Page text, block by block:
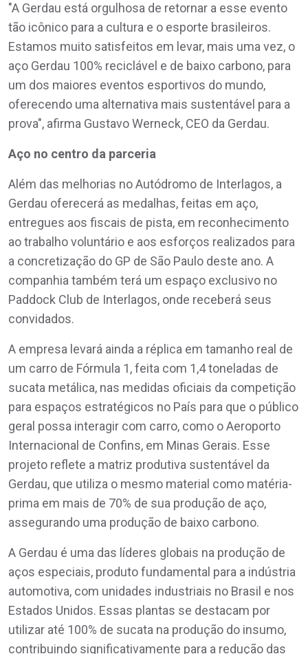
"A Gerdau está orgulhosa de retornar a esse evento
tão icônico para a cultura e o esporte brasileiros.
Estamos muito satisfeitos em levar, mais uma vez, o
aço Gerdau 100% reciclável e de baixo carbono, para
um dos maiores eventos esportivos do mundo,
oferecendo uma alternativa mais sustentável para a
prova", afirma Gustavo Werneck, CEO da Gerdau.
Aço no centro da parceria
Além das melhorias no Autódromo de Interlagos, a
Gerdau oferecerá as medalhas, feitas em aço,
entregues aos fiscais de pista, em reconhecimento
ao trabalho voluntário e aos esforços realizados para
a concretização do GP de São Paulo deste ano. A
companhia também terá um espaço exclusivo no
Paddock Club de Interlagos, onde receberá seus
convidados.
A empresa levará ainda a réplica em tamanho real de
um carro de Fórmula 1, feita com 1,4 toneladas de
sucata metálica, nas medidas oficiais da competição
para espaços estratégicos no País para que o público
geral possa interagir com carro, como o Aeroporto
Internacional de Confins, em Minas Gerais. Esse
projeto reflete a matriz produtiva sustentável da
Gerdau, que utiliza o mesmo material como matéria-
prima em mais de 70% de sua produção de aço,
assegurando uma produção de baixo carbono.
A Gerdau é uma das líderes globais na produção de
aços especiais, produto fundamental para a indústria
automotiva, com unidades industriais no Brasil e nos
Estados Unidos. Essas plantas se destacam por
utilizar até 100% de sucata na produção do insumo,
contribuindo significativamente para a redução das